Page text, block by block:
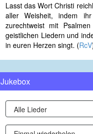
Lasst das Wort Christi
aller Weisheit, indem
zurechtweist mit
geistlichen Liedern und
in euren Herzen singt. (RcV
Jukebox